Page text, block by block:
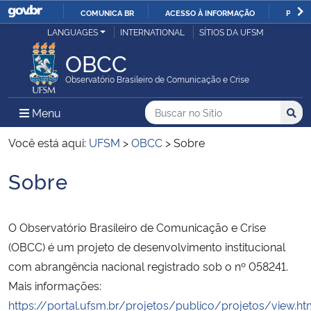
IR
COMUNICA BR ACESSO À INFORMAÇÃO
Ministério da Justiça e Segurança Pública
Ministério da Defesa
Ministério das Relações Exteriores
Ministério da Economia
Ministério da Agricultura, Pecuária e Abastecimento
Ministério da Educação
LANGUAGES INTERNATIONAL SÍTIOS DA UFSM
OBCC
Observatório Brasileiro de Comunicação e Crise
Menu Menu Principal do Sítio
Busca
Buscar no no Sítio
Busca:
Você está aqui: UFSM >OBCC >Sobre
Início do conteúdo
Sobre
O Observatório Brasileiro de Comunicação e Crise
(OBCC) é um projeto de desenvolvimento institucional
com abrangência nacional registrado sob o nº 058241.
Mais informações:
https://portal.ufsm.br/projetos/publico/projetos/